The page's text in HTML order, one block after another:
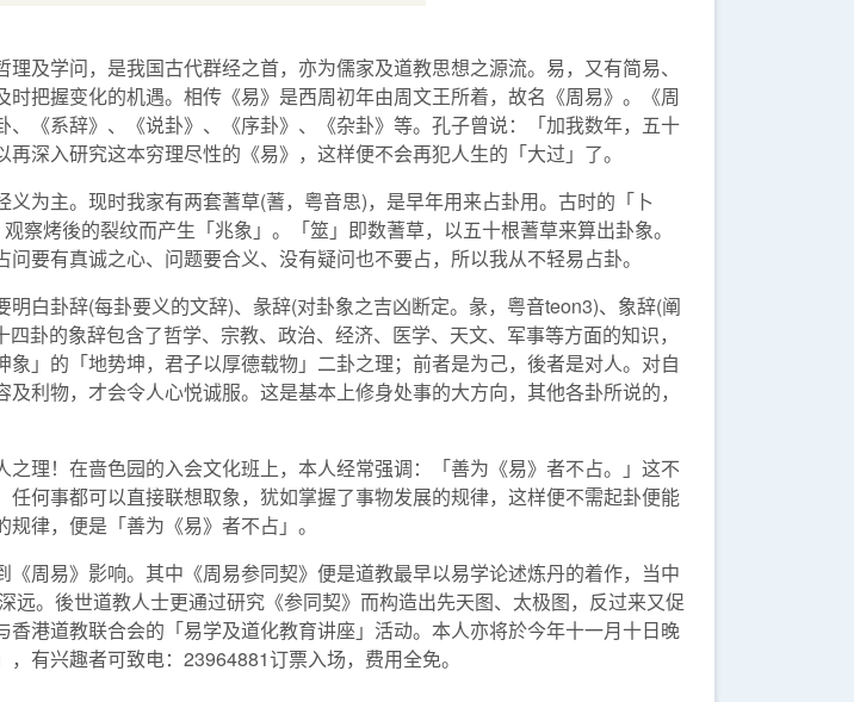
及学问，是我国古代群经之首，亦为儒家及道教思想之源流。易，又有简易、
把握变化的机遇。相传《易》是西周初年由周文王所着，故名《周易》。《周
《系辞》、《说卦》、《序卦》、《杂卦》等。孔子曾说：「加我数年，五十
深入研究这本穷理尽性的《易》，这样便不会再犯人生的「大过」了。
为主。现时我家有两套蓍草(蓍，粤音思)，是早年用来占卦用。古时的「卜
烤後的裂纹而产生「兆象」。「筮」即数蓍草，以五十根蓍草来算出卦象。
要有真诚之心、问题要合义、没有疑问也不要占，所以我从不轻易占卦。
白卦辞(每卦要义的文辞)、彖辞(对卦象之吉凶断定。彖，粤音teon3)、象辞(阐
卦的象辞包含了哲学、宗教、政治、经济、医学、天文、军事等方面的知识，
」的「地势坤，君子以厚德载物」二卦之理；前者是为己，後者是对人。对自
利物，才会令人心悦诚服。这是基本上修身处事的大方向，其他各卦所说的，
理！在啬色园的入会文化班上，本人经常强调：「善为《易》者不占。」这不
何事都可以直接联想取象，犹如掌握了事物发展的规律，这样便不需起卦便能
律，便是「善为《易》者不占」。
周易》影响。其中《周易参同契》便是道教最早以易学论述炼丹的着作，当中
。後世道教人士更通过研究《参同契》而构造出先天图、太极图，反过来又促
港道教联合会的「易学及道化教育讲座」活动。本人亦将於今年十一月十日晚
有兴趣者可致电：23964881订票入场，费用全免。